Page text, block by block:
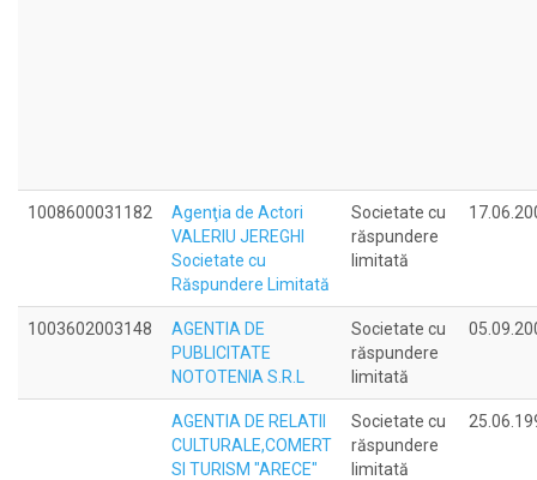
1008600031182
Agenţia de Actori
VALERIU JEREGHI
Societate cu
Răspundere Limitată
Societate cu
răspundere
limitată
1003602003148
AGENTIA DE
PUBLICITATE
NOTOTENIA S.R.L
Societate cu
răspundere
limitată
AGENTIA DE RELATII
CULTURALE,COMERT
SI TURISM "ARECE"
Societate cu
răspundere
limitată